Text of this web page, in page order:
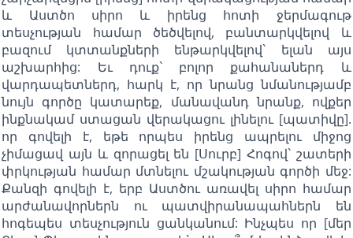
և Աստծո սիրո և իրենց հոտի ջերմագութ
տեսչության համար ծեծվելով, բանտարկվելով և
բազում կտտանքների ենթարկվելով` ելան այս
աշխարհից: Եւ դուք` բոլոր քահանաներդ և
վարդապետներդ, հարկ է, որ նրանց նմանությամբ
նույն գործը կատարեք, մանավանդ նրանք, ովքեր
ինքնակամ ստացան վերակացու լինելու [պատիվը].
որ գովելի է, եթե որպես իրենց ապրելու միջոց
չիմացավ այն և զորացել են [Սուրբ] Հոգով` շատերի
փրկության համար մտնելու մշակության գործի մեջ:
Քանզի գովելի է, երբ Աստծու առավել սիրո համար
արժանավորներն ու պատվիրանապահներն են
հոգեպես տեսչություն ցանկանում: Ինչպես որ [մեր